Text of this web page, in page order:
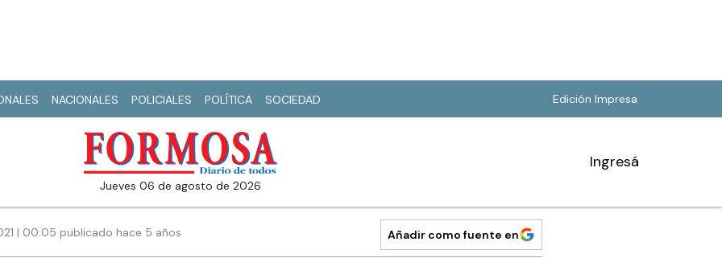
NACIONALES POLICIALES POLÍTICA SOCIEDAD Edición Impresa
jueves 06 de agosto de 2026
Ingresá
| 00:05 publicado hace 5 años Añadir como fuente en